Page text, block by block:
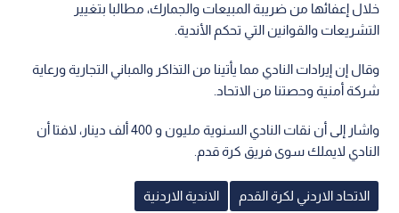
خلال إعفائها من ضريبة المبيعات والجمارك، مطالبا بتغيير
التشريعات والقوانين التي تحكم الأندية.
وقال إن إيرادات النادي مما يأتينا من التذاكر والمباني التجارية ورعاية
شركة أمنية وحصتنا من الاتحاد.
واشار إلى أن نقات النادي السنوية مليون و 400 ألف دينار، لافتا أن
النادي لايملك سوى فريق كرة قدم.
الاتحاد الاردني لكرة القدم الاندية الاردنية